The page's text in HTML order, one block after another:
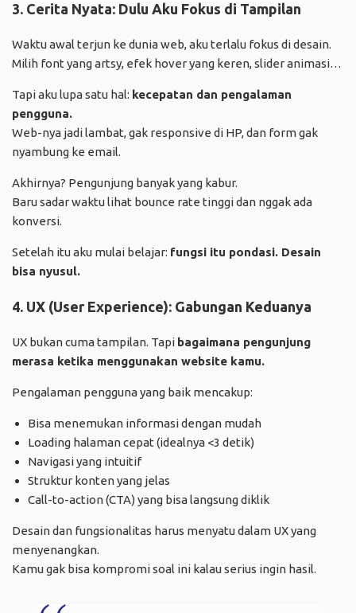
3. Cerita Nyata: Dulu Aku Fokus di Tampilan
Waktu awal terjun ke dunia web, aku terlalu fokus di desain.
Milih font yang artsy, efek hover yang keren, slider animasi…
Tapi aku lupa satu hal: kecepatan dan pengalaman
pengguna.
Web-nya jadi lambat, gak responsive di HP, dan form gak
nyambung ke email.
Akhirnya? Pengunjung banyak yang kabur.
Baru sadar waktu lihat bounce rate tinggi dan nggak ada
konversi.
Setelah itu aku mulai belajar: fungsi itu pondasi. Desain
bisa nyusul.
4. UX (User Experience): Gabungan Keduanya
UX bukan cuma tampilan. Tapi bagaimana pengunjung
merasa ketika menggunakan website kamu.
Pengalaman pengguna yang baik mencakup:
Bisa menemukan informasi dengan mudah
Loading halaman cepat (idealnya <3 detik)
Navigasi yang intuitif
Struktur konten yang jelas
Call-to-action (CTA) yang bisa langsung diklik
Desain dan fungsionalitas harus menyatu dalam UX yang
menyenangkan.
Kamu gak bisa kompromi soal ini kalau serius ingin hasil.